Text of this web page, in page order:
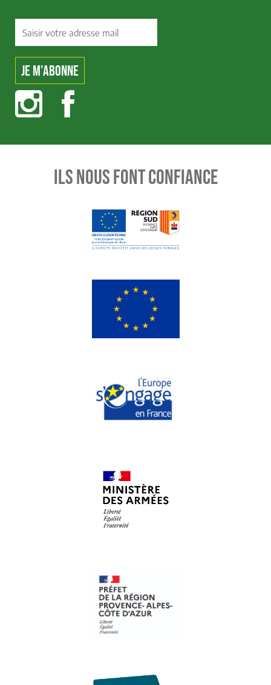
ILS NOUS FONT CONFIANCE